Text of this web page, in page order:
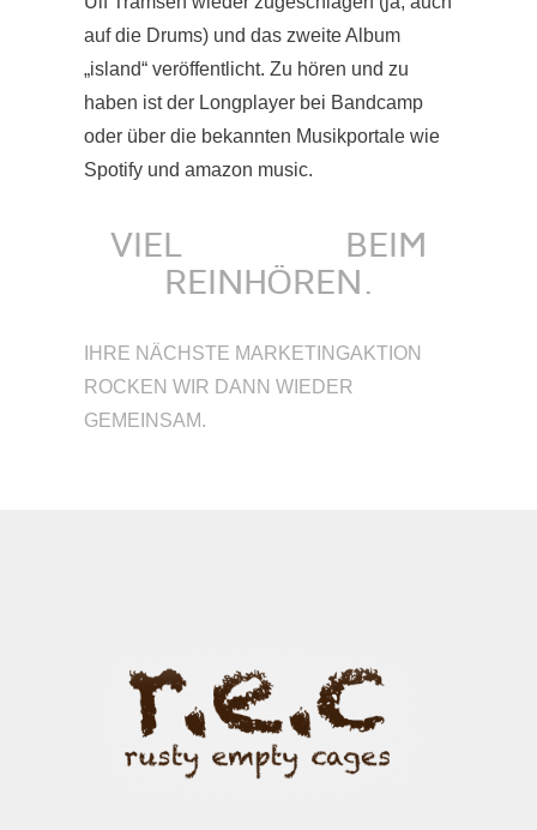
auf die Drums) und das zweite Album
„island“ veröffentlicht. Zu hören und zu
haben ist der Longplayer bei Bandcamp
oder über die bekannten Musikportale wie
Spotify und amazon music.
VIEL
BEIM
REINHÖREN.
IHRE NÄCHSTE MARKETINGAKTION
ROCKEN WIR DANN WIEDER
GEMEINSAM.